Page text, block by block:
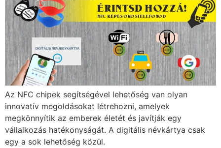
Az NFC chipek segítségével lehetőség van olyan
innovatív megoldásokat létrehozni, amelyek
megkönnyítik az emberek életét és javítják egy
vállalkozás hatékonyságát. A digitális névkártya csak
egy a sok lehetőség közül.